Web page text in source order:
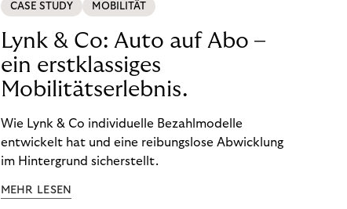
CASE STUDY MOBILITÄT
Lynk & Co: Auto auf Abo –
ein erstklassiges
Mobilitätserlebnis.
Wie Lynk & Co individuelle Bezahlmodelle
entwickelt hat und eine reibungslose Abwicklung
im Hintergrund sicherstellt.
MEHR LESEN